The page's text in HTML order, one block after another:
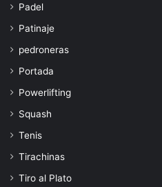
Padel
Patinaje
pedroneras
Portada
Powerlifting
Squash
Tenis
Tirachinas
Tiro al Plato